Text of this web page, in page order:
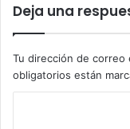
Deja una
Tu dirección de correo
obligatorios están